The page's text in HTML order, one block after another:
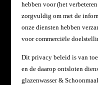
hebben voor (het
zorgvuldig om met de
onze diensten hebben
voor commerciële
Dit privacy beleid is van
en de daarop ontsloten
glazenwasser &